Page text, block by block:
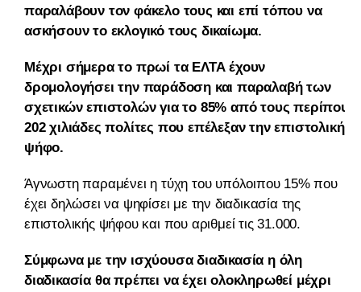
παραλάβουν τον φάκελο τους και επί τόπου να
ασκήσουν το εκλογικό τους δικαίωμα.
Μέχρι σήμερα το πρωί τα ΕΛΤΑ έχουν
δρομολογήσει την παράδοση και παραλαβή των
σχετικών επιστολών για το 85% από τους περίπου
202 χιλιάδες πολίτες που επέλεξαν την επιστολική
ψήφο.
Άγνωστη παραμένει η τύχη του υπόλοιπου 15% που
έχει δηλώσει να ψηφίσει με την διαδικασία της
επιστολικής ψήφου και που αριθμεί τις 31.000.
Σύμφωνα με την ισχύουσα διαδικασία η όλη
διαδικασία θα πρέπει να έχει ολοκληρωθεί μέχρι